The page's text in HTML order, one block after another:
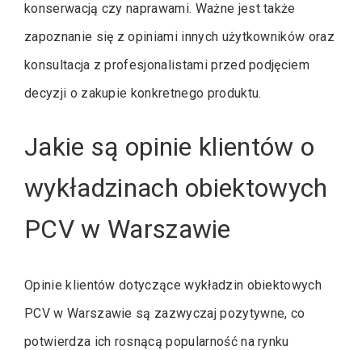
konserwacją czy naprawami. Ważne jest także
zapoznanie się z opiniami innych użytkowników oraz
konsultacja z profesjonalistami przed podjęciem
decyzji o zakupie konkretnego produktu.
Jakie są opinie klientów o
wykładzinach obiektowych
PCV w Warszawie
Opinie klientów dotyczące wykładzin obiektowych
PCV w Warszawie są zazwyczaj pozytywne, co
potwierdza ich rosnącą popularność na rynku